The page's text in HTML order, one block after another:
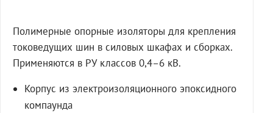
Полимерные опорные изоляторы для крепления
токоведущих шин в силовых шкафах и сборках.
Применяются в РУ классов 0,4–6 кВ.
Корпус из электроизоляционного эпоксидного
компаунда